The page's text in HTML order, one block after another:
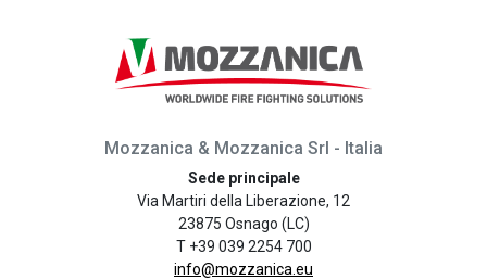
Mozzanica & Mozzanica Srl - Italia
Sede principale
Via Martiri della Liberazione, 12
23875 Osnago (LC)
T +39 039 2254 700
info@mozzanica.eu